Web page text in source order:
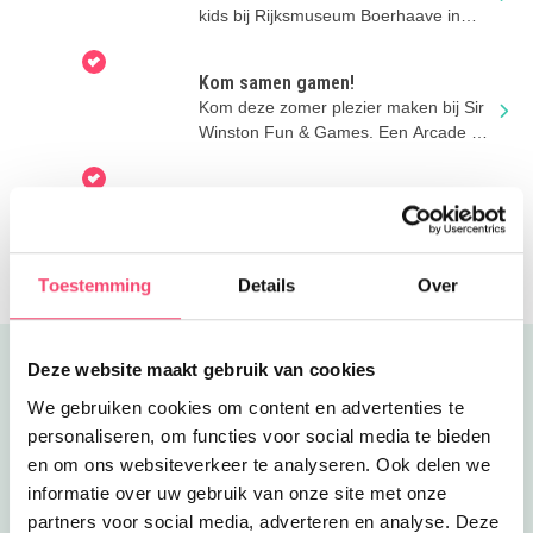
Toestemming Details Over
Deze website maakt gebruik van cookies
We gebruiken cookies om content en advertenties te
personaliseren, om functies voor social media te bieden
en om ons websiteverkeer te analyseren. Ook delen we
informatie over uw gebruik van onze site met onze
partners voor social media, adverteren en analyse. Deze
kids bij Rijksmuseum Boerhaave in
Kom samen gamen!
Kom deze zomer plezier maken bij Sir
Winston Fun & Games. Een Arcade hal
Doe mee met de Haagse Sportzomer
Festivals in verschillende wijken.
Uitgelicht